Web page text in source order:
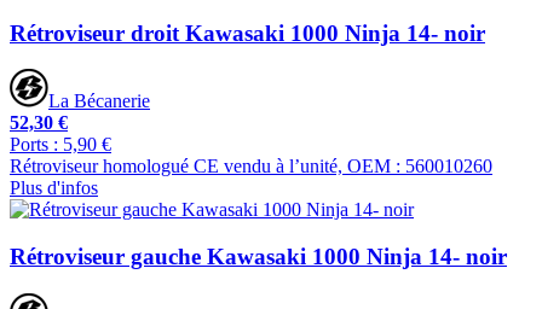
Rétroviseur droit Kawasaki 1000 Ninja 14- noir
La Bécanerie
52,30 €
Ports : 5,90 €
Rétroviseur homologué CE vendu à l’unité, OEM : 560010260
Plus d'infos
Rétroviseur gauche Kawasaki 1000 Ninja 14- noir